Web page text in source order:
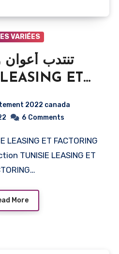
VARIÉES
تنتدب
ET
recrute
Profils 2022
2022 canada
6 Comments
TUNISIE LEASING ET
More